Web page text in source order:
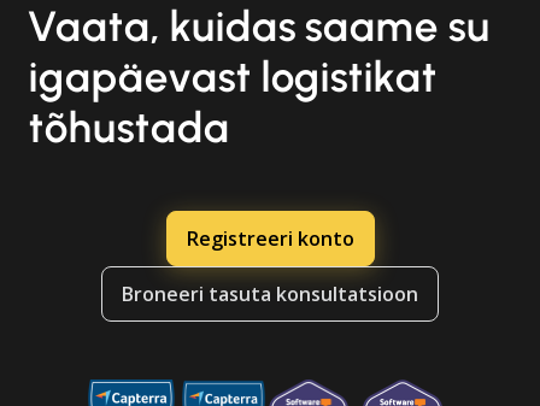
Vaata, kuidas saame su
igapäevast logistikat
tõhustada
Registreeri konto
Broneeri tasuta konsultatsioon